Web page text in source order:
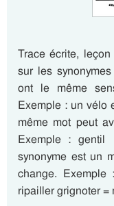
Trace écrite,
sur les
ont le même
Exemple : un vélo
même mot peut
Exemple :
synonyme est un
change.
ripailler grignoter